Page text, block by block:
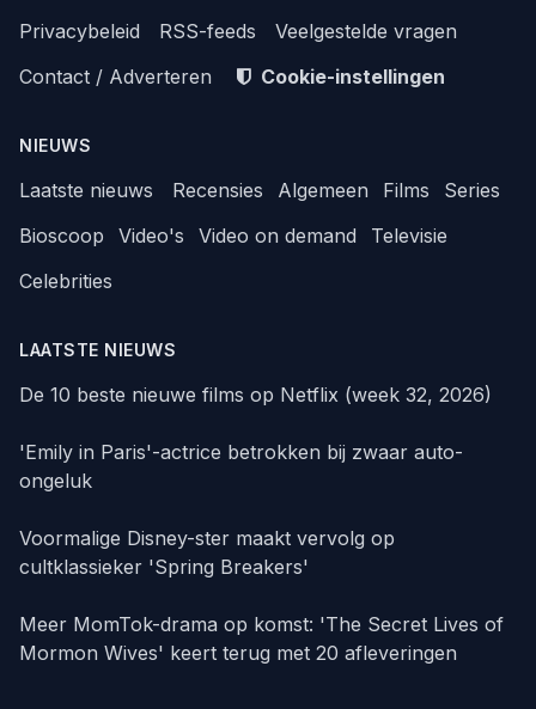
Privacybeleid
RSS-feeds
Veelgestelde vragen
Contact / Adverteren
Cookie-instellingen
NIEUWS
Laatste nieuws Recensies Algemeen Films
Series
Bioscoop
Video's Video on demand
Televisie
Celebrities
LAATSTE NIEUWS
De 10 beste nieuwe films op Netflix (week 32, 2026)
'Emily in Paris'-actrice betrokken bij zwaar auto-
ongeluk
Voormalige Disney-ster maakt vervolg op
cultklassieker 'Spring Breakers'
Meer MomTok-drama op komst: 'The Secret Lives of
Mormon Wives' keert terug met 20 afleveringen